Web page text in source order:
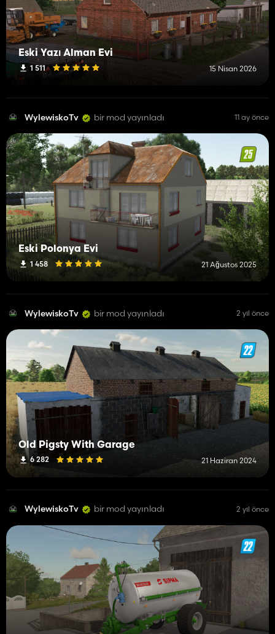
Eski Yazı Alman Evi
1 511 15 Nisan 2026
WylewiskoTv bir mod yayınladı 11 ay önce
Eski Polonya Evi
1 458 21 Ağustos 2025
WylewiskoTv bir mod yayınladı 2 yıl önce
Old Pigsty With Garage
6 282 21 Haziran 2024
WylewiskoTv bir mod yayınladı 2 yıl önce